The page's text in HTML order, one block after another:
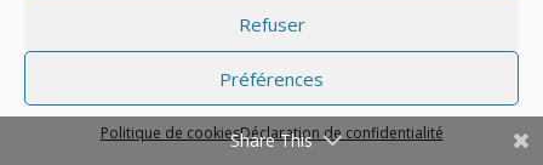
Refuser
Préférences
Politique de cookiesDéclaration de confidentialité
Share This